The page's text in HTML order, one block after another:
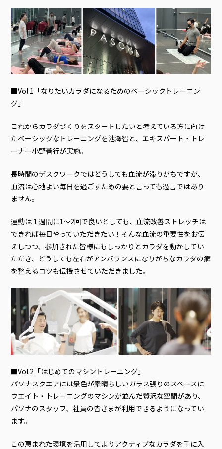
■Vol.1「なりたいカラダになるためのベーシックトレーニン
グ」
これからカラダづくりをスタートしたいと考えている方に向け
たベーシックなトレーニングを池澤智と、エキスパート・トレ
ーナー小野善行が実施。
長時間のデスクワークではどうしても血流が滞りがちですが、
血流は心地よい毎日を過ごすための要と言っても過言ではあり
ません。
運動は１週間に1～2回で良いとしても、血流改善ストレッチは
できれば毎日やっていただきたい！そんな血流の重要性をお伝
えしつつ、参加された皆様にもしっかりとカラダを動かしてい
ただき、どうしても左右がアンバランスになりがちなカラダの癖
を整えるコツも伝授させていただきました。
■Vol.2「はじめてのマシントレーニング」
パソナスクエアには景色が素晴らしいガラス張りのスペースに
ウエイト・トレーニングのマシンが並んだ贅沢な空間があり、
パソナのスタッフ、社員の皆さまが利用できるようになってい
ます。
この恵まれた環境を活用してよりアクティブなカラダを手に入